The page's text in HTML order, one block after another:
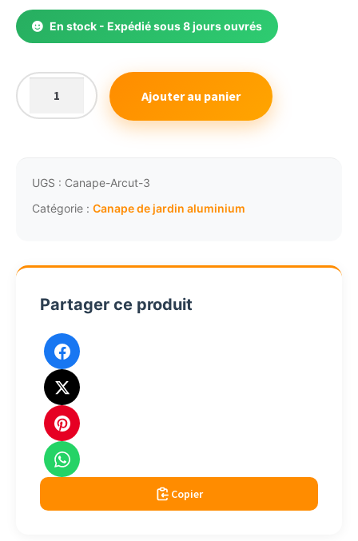
En stock - Expédié sous 8 jours ouvrés
quantité
de
jardin
tressée
naturelle
Ajouter au panier
UGS : Canape-Arcut-3
Catégorie : Canape de jardin aluminium
Partager ce produit
Copier